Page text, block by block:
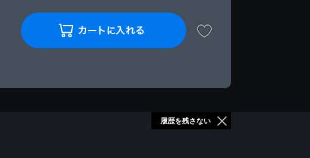
履歴を残さない